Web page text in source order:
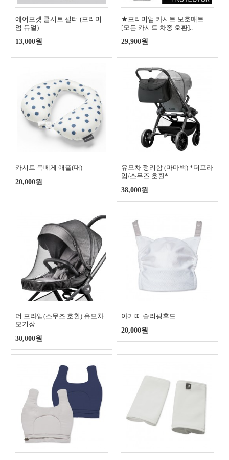
에어포켓 쿨시트 필터 (프리미
엄 듀얼)
13,000원
★프리미엄 카시트 보호매트
[모든 카시트 차종 호환]..
29,900원
카시트 목베게 애플(대)
20,000원
유모차 정리함 (마마백) *더프라
임/스무즈 호환*
38,000원
더 프라임(스무즈 호환) 유모차
모기장
30,000원
아기띠 슬리핑후드
20,000원